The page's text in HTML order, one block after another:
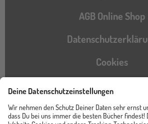
AGB Online Shop
Cookies